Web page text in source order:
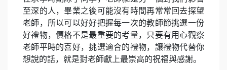
至深的人，畢業之後可能沒有時間再常常回去探望
老師，所以可以好好把握每一次的教師節挑選一份
好禮物，價格不是最重要的考量，只要有用心觀察
老師平時的喜好，挑選適合的禮物，讓禮物代替你
想說的話，就是對老師獻上最崇高的祝福與感謝。